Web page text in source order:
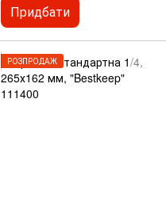
Придбати
РОЗПРОДАЖ